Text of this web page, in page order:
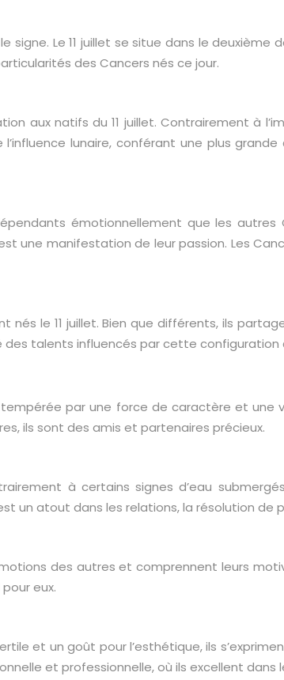
Le 11 juillet se situe dans le deuxième
des Cancers nés ce jour.
aux natifs du 11 juillet. Contrairement à
lunaire, conférant une plus
émotionnellement que les autres
une manifestation de leur passion. Les
nés le 11 juillet. Bien que différents, ils
des talents influencés par cette configuration
par une force de caractère et une
ils sont des amis et partenaires précieux.
à certains signes d’eau
un atout dans les relations, la résolution de
des autres et comprennent leurs
eux.
et un goût pour l’esthétique, ils
et professionnelle, où ils excellent dans